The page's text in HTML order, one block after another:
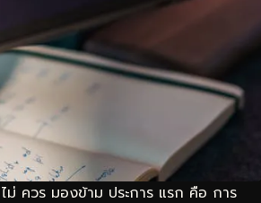
ม่ ควร มองข้าม ประการ แรก คือ การ